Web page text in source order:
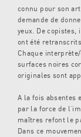
connu pour son
demande de
yeux. De
ont été
Chaque
surfaces noires
originales sont
A la fois absentes
par la force de
maîtres refont le
Dans ce